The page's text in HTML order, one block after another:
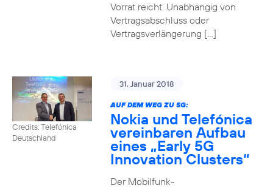
Vorrat reicht. Unabhängig von
Vertragsabschluss oder
Vertragsverlängerung […]
Credits: Telefónica
Deutschland
31. Januar 2018
AUF DEM WEG ZU 5G:
Nokia und Telefónica
vereinbaren Aufbau
eines „Early 5G
Innovation Clusters“
Der Mobilfunk-